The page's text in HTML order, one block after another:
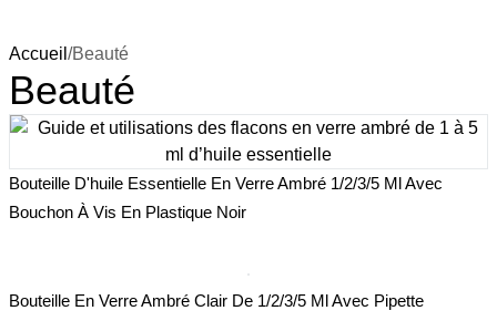
Accueil /Beauté
Beauté
Bouteille D'huile Essentielle En Verre Ambré 1/2/3/5 Ml Avec
Bouchon À Vis En Plastique Noir
Bouteille En Verre Ambré Clair De 1/2/3/5 Ml Avec Pipette